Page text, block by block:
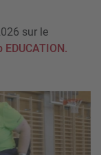
sur le